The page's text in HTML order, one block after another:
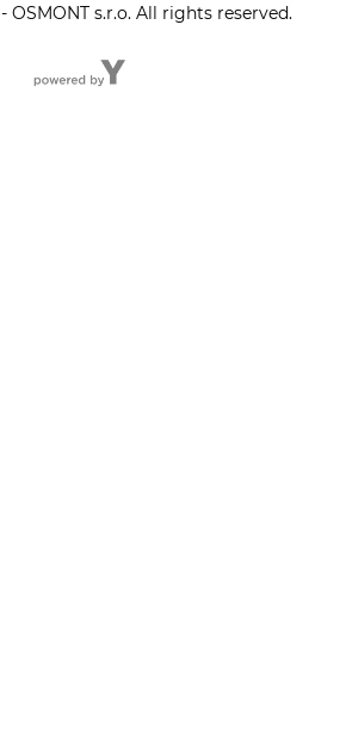
OSMONT s.r.o. All rights reserved.